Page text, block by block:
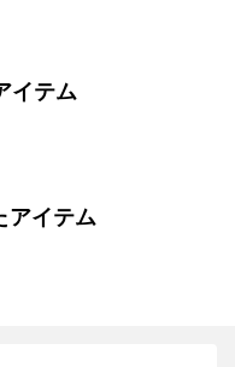
イテム
アイテム